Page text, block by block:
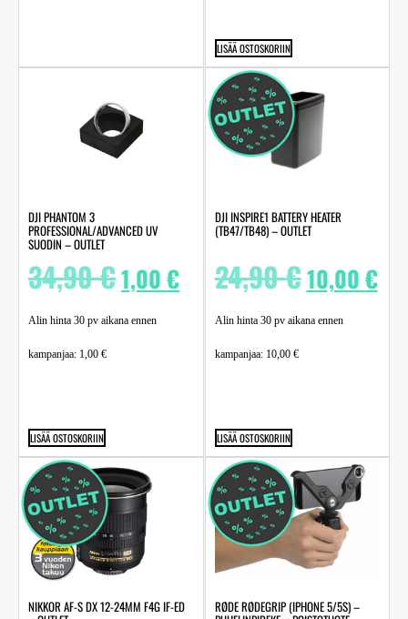
LISÄÄ OSTOSKORIIN
DJI PHANTOM 3
PROFESSIONAL/ADVANCED UV
SUODIN – OUTLET
34,90€1,00€
Alin hinta 30 pv aikana ennen
kampanjaa: 1,00 €
LISÄÄ OSTOSKORIIN
DJI INSPIRE1 BATTERY HEATER
(TB47/TB48) – OUTLET
24,90€10,00€
Alin hinta 30 pv aikana ennen
kampanjaa: 10,00 €
LISÄÄ OSTOSKORIIN
NIKKOR AF-S DX 12-24MM F4G IF-ED RØDE RØDEGRIP (IPHONE 5/5S) –